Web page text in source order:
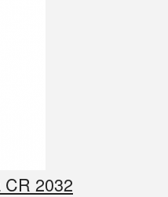
CR 2032